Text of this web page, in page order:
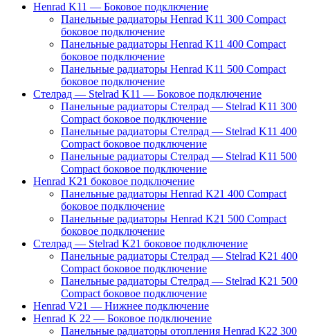
Henrad K11 — Боковое подключение
Панельные радиаторы Henrad K11 300 Compact
боковое подключение
Панельные радиаторы Henrad K11 400 Compact
боковое подключение
Панельные радиаторы Henrad K11 500 Compact
боковое подключение
Стелрад — Stelrad K11 — Боковое подключение
Панельные радиаторы Стелрад — Stelrad K11 300
Compact боковое подключение
Панельные радиаторы Стелрад — Stelrad K11 400
Compact боковое подключение
Панельные радиаторы Стелрад — Stelrad K11 500
Compact боковое подключение
Henrad K21 боковое подключение
Панельные радиаторы Henrad K21 400 Compact
боковое подключение
Панельные радиаторы Henrad K21 500 Compact
боковое подключение
Стелрад — Stelrad K21 боковое подключение
Панельные радиаторы Стелрад — Stelrad K21 400
Compact боковое подключение
Панельные радиаторы Стелрад — Stelrad K21 500
Compact боковое подключение
Henrad V21 — Нижнее подключение
Henrad K 22 — Боковое подключение
Панельные радиаторы отопления Henrad K22 300